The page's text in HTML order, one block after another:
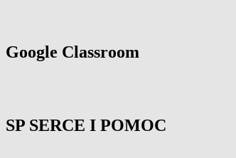
Area
Google Classroom
SP SERCE I POMOC